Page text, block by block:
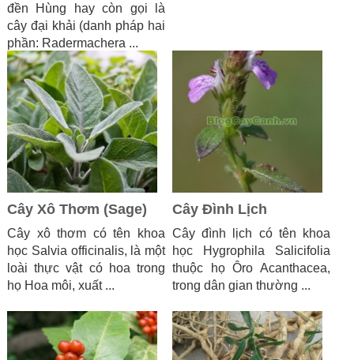
đền Hùng hay còn gọi là
cây đại khải (danh pháp hai
phần: Radermachera ...
Cây Xô Thơm (Sage)
Cây xô thơm có tên khoa
học Salvia officinalis, là một
loài thực vật có hoa trong
họ Hoa môi, xuất ...
Cây Đình Lịch
Cây đình lịch có tên khoa
học Hygrophila Salicifolia
thuộc họ Ôro Acanthacea,
trong dân gian thường ...